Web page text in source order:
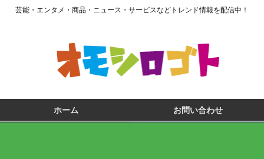
芸能・エンタメ・商品・ニュース・サービスなどトレンド情報を配信中！
ホーム お問い合わせ